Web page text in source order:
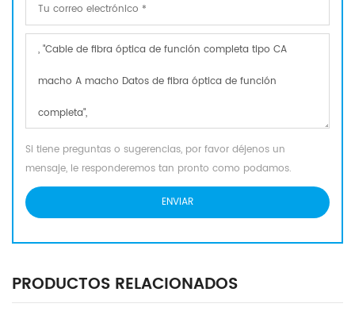
Si tiene preguntas o sugerencias, por favor déjenos un
mensaje, le responderemos tan pronto como podamos.
PRODUCTOS RELACIONADOS